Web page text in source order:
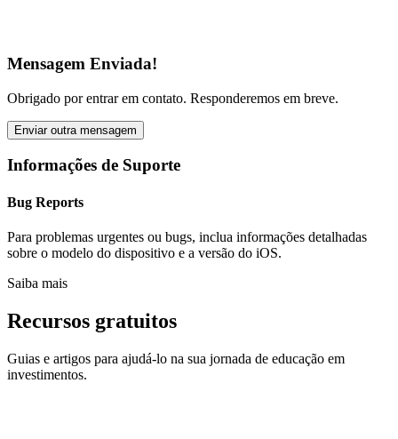
Mensagem Enviada!
Obrigado por entrar em contato. Responderemos em breve.
Enviar outra mensagem
Informações de Suporte
Bug Reports
Para problemas urgentes ou bugs, inclua informações detalhadas
sobre o modelo do dispositivo e a versão do iOS.
Saiba mais
Recursos gratuitos
Guias e artigos para ajudá-lo na sua jornada de educação em
investimentos.